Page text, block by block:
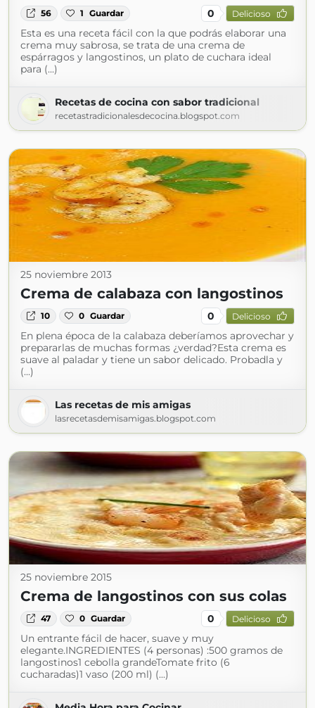
56 1 Guardar 0 Delicioso
Esta es una receta fácil con la que podrás elaborar una
crema muy sabrosa, se trata de una crema de
espárragos y langostinos, un plato de cuchara ideal
para (...)
Recetas de cocina con sabor tradicional
recetastradicionalesdecocina.blogspot.com
25 noviembre 2013
Crema de calabaza con langostinos
10 0 Guardar 0 Delicioso
En plena época de la calabaza deberíamos aprovechar y
prepararlas de muchas formas ¿verdad?Esta crema es
suave al paladar y tiene un sabor delicado. Probadla y
(...)
Las recetas de mis amigas
lasrecetasdemisamigas.blogspot.com
25 noviembre 2015
Crema de langostinos con sus colas
47 0 Guardar 0 Delicioso
Un entrante fácil de hacer, suave y muy
elegante.INGREDIENTES (4 personas) :500 gramos de
langostinos1 cebolla grandeTomate frito (6
cucharadas)1 vaso (200 ml) (...)